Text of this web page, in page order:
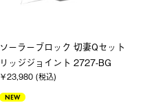
ソーラーブロック 切妻Qセット
リッジジョイント 2727-BG
￥23,980 (税込)
NEW